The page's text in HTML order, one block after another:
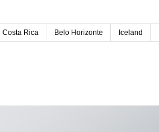
Costa Rica Belo Horizonte Iceland